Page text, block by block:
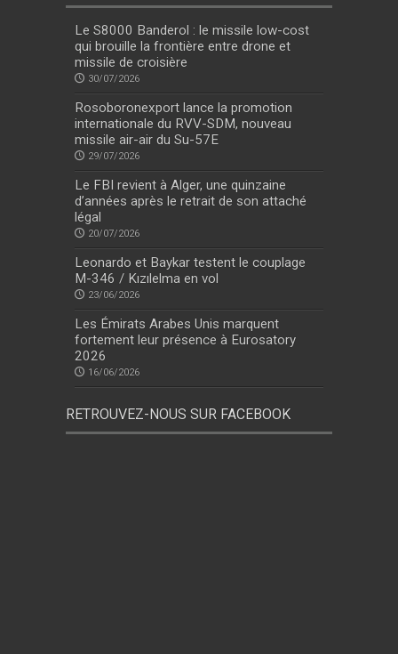
Le S8000 Banderol : le missile low-cost
qui brouille la frontière entre drone et
missile de croisière
30/07/2026
Rosoboronexport lance la promotion
internationale du RVV-SDM, nouveau
missile air-air du Su-57E
29/07/2026
Le FBI revient à Alger, une quinzaine
d’années après le retrait de son attaché
légal
20/07/2026
Leonardo et Baykar testent le couplage
M-346 / Kızılelma en vol
23/06/2026
Les Émirats Arabes Unis marquent
fortement leur présence à Eurosatory
2026
16/06/2026
RETROUVEZ-NOUS SUR FACEBOOK